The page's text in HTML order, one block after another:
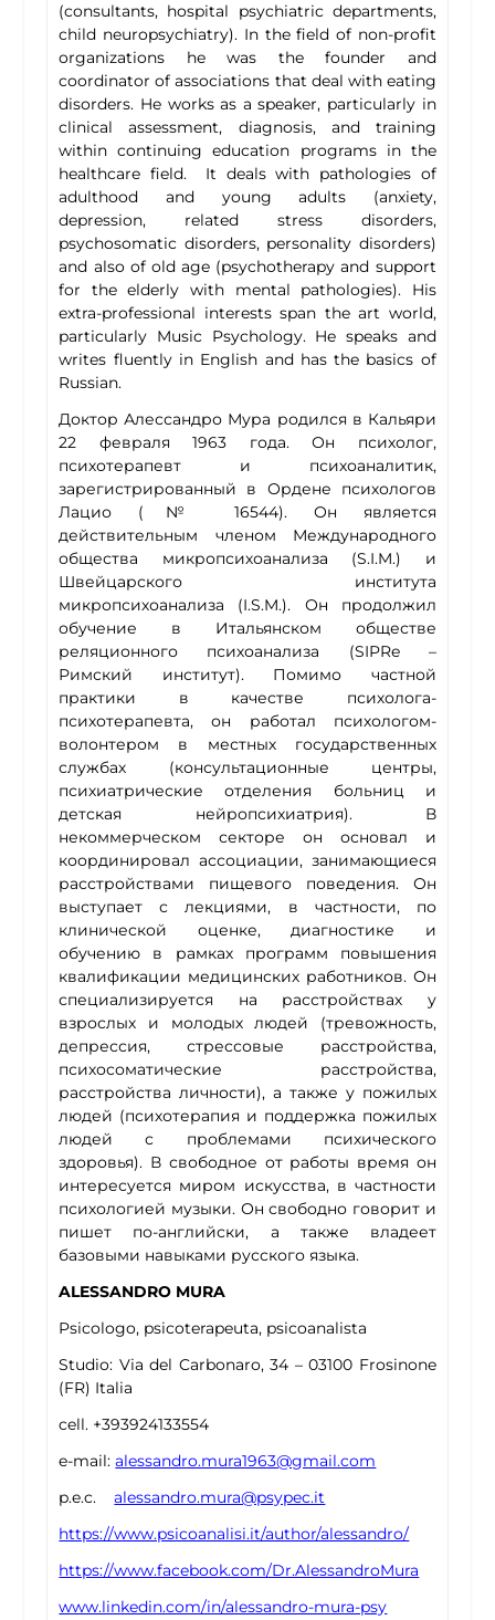
(consultants, hospital psychiatric departments,
child neuropsychiatry). In the field of non-profit
organizations he was the founder and
coordinator of associations that deal with eating
disorders. He works as a speaker, particularly in
clinical assessment, diagnosis, and training
within continuing education programs in the
healthcare field. It deals with pathologies of
adulthood and young adults (anxiety,
depression, related stress disorders,
psychosomatic disorders, personality disorders)
and also of old age (psychotherapy and support
for the elderly with mental pathologies). His
extra-professional interests span the art world,
particularly Music Psychology. He speaks and
writes fluently in English and has the basics of
Russian.
Доктор Алессандро Мура родился в Кальяри
22 февраля 1963 года. Он психолог,
психотерапевт и психоаналитик,
зарегистрированный в Ордене психологов
Лацио (№ 16544). Он является
действительным членом Международного
общества микропсихоанализа (S.I.M.) и
Швейцарского института
микропсихоанализа (I.S.M.). Он продолжил
обучение в Итальянском обществе
реляционного психоанализа (SIPRe –
Римский институт). Помимо частной
практики в качестве психолога-
психотерапевта, он работал психологом-
волонтером в местных государственных
службах (консультационные центры,
психиатрические отделения больниц и
детская нейропсихиатрия). В
некоммерческом секторе он основал и
координировал ассоциации, занимающиеся
расстройствами пищевого поведения. Он
выступает с лекциями, в частности, по
клинической оценке, диагностике и
обучению в рамках программ повышения
квалификации медицинских работников. Он
специализируется на расстройствах у
взрослых и молодых людей (тревожность,
депрессия, стрессовые расстройства,
психосоматические расстройства,
расстройства личности), а также у пожилых
людей (психотерапия и поддержка пожилых
людей с проблемами психического
здоровья). В свободное от работы время он
интересуется миром искусства, в частности
психологией музыки. Он свободно говорит и
пишет по-английски, а также владеет
базовыми навыками русского языка.
ALESSANDRO MURA
Psicologo, psicoterapeuta, psicoanalista
Studio: Via del Carbonaro, 34 – 03100 Frosinone
(FR) Italia
cell. +393924133554
e-mail:alessandro.mura1963@gmail.com
p.e.c.alessandro.mura@psypec.it
https://www.psicoanalisi.it/author/alessandro/
https://www.facebook.com/Dr.AlessandroMura
www.linkedin.com/in/alessandro-mura-psy